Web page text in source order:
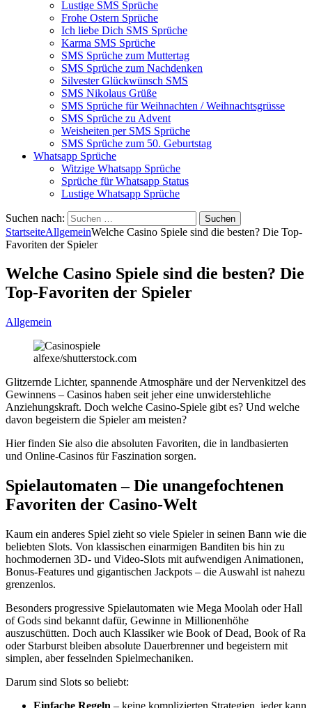
Lustige SMS Sprüche
Frohe Ostern Sprüche
Ich liebe Dich SMS Sprüche
Karma SMS Sprüche
SMS Sprüche zum Muttertag
SMS Sprüche zum Nachdenken
Silvester Glückwünsch SMS
SMS Nikolaus Grüße
SMS Sprüche für Weihnachten / Weihnachtsgrüsse
SMS Sprüche zu Advent
Weisheiten per SMS Sprüche
SMS Sprüche zum 50. Geburtstag
Whatsapp Sprüche
Witzige Whatsapp Sprüche
Sprüche für Whatsapp Status
Lustige Whatsapp Sprüche
Suchen nach:
StartseiteAllgemeinWelche Casino Spiele sind die besten? Die Top-
Favoriten der Spieler
Welche Casino Spiele sind die besten? Die
Top-Favoriten der Spieler
Allgemein
alfexe/shutterstock.com
Glitzernde Lichter, spannende Atmosphäre und der Nervenkitzel des
Gewinnens – Casinos haben seit jeher eine unwiderstehliche
Anziehungskraft. Doch welche Casino-Spiele gibt es? Und welche
davon begeistern die Spieler am meisten?
Hier finden Sie also die absoluten Favoriten, die in landbasierten
und Online-Casinos für Faszination sorgen.
Spielautomaten – Die unangefochtenen
Favoriten der Casino-Welt
Kaum ein anderes Spiel zieht so viele Spieler in seinen Bann wie die
beliebten Slots. Von klassischen einarmigen Banditen bis hin zu
hochmodernen 3D- und Video-Slots mit aufwendigen Animationen,
Bonus-Features und gigantischen Jackpots – die Auswahl ist nahezu
grenzenlos.
Besonders progressive Spielautomaten wie Mega Moolah oder Hall
of Gods sind bekannt dafür, Gewinne in Millionenhöhe
auszuschütten. Doch auch Klassiker wie Book of Dead, Book of Ra
oder Starburst bleiben absolute Dauerbrenner und begeistern mit
simplen, aber fesselnden Spielmechaniken.
Darum sind Slots so beliebt: